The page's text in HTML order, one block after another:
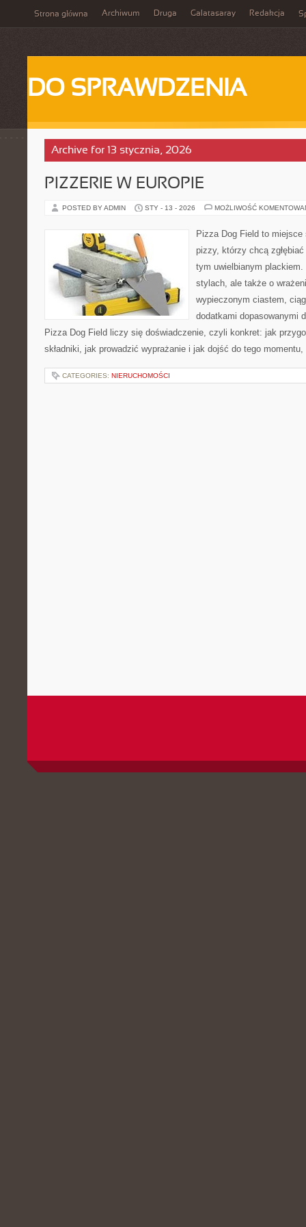
Strona główna Archiwum Druga Galatasaray Redakcja
DO SPRAWDZENIA
Archive for 13 stycznia, 2026
PIZZERIE W EUROPIE
POSTED BY ADMIN STY - 13 - 2026 MOŻLIWOŚĆ
Pizza Dog Field to miejsce
pizzy, którzy chcą
tym uwielbianym
stylach, ale także o
wypieczonym ciastem,
dodatkami dopasowanymi
Pizza Dog Field liczy się doświadczenie, czyli konkret: jak
składniki, jak prowadzić wyprażanie i jak dojść do tego
CATEGORIES: NIERUCHOMOŚCI